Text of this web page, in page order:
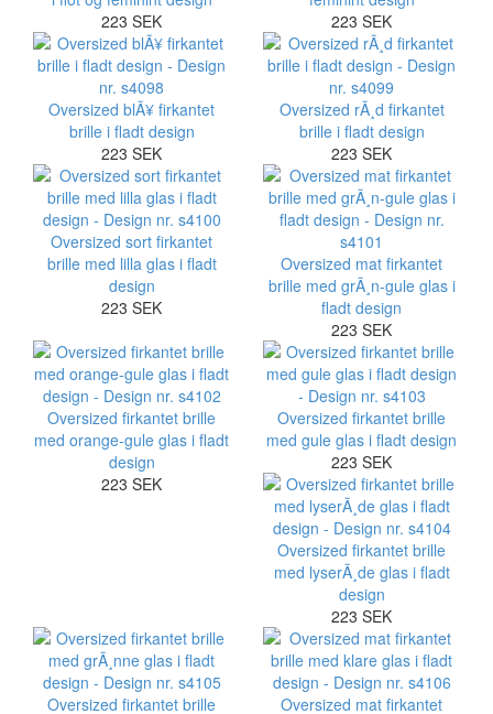
223 SEK
223 SEK
Oversized blÃ¥ firkantet
brille i fladt design
223 SEK
Oversized rÃ¸d firkantet
brille i fladt design
223 SEK
Oversized sort firkantet
brille med lilla glas i fladt
design
223 SEK
Oversized mat firkantet
brille med grÃ¸n-gule glas i
fladt design
223 SEK
Oversized firkantet brille
med orange-gule glas i fladt
design
223 SEK
Oversized firkantet brille
med gule glas i fladt design
223 SEK
Oversized firkantet brille
med lyserÃ¸de glas i fladt
design
223 SEK
Oversized firkantet brille
Oversized mat firkantet